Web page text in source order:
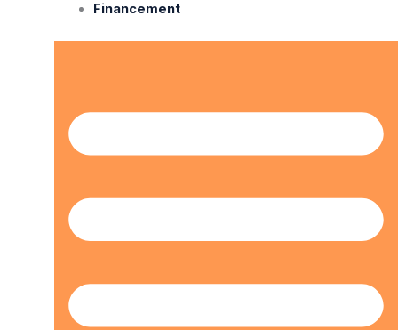
Financement